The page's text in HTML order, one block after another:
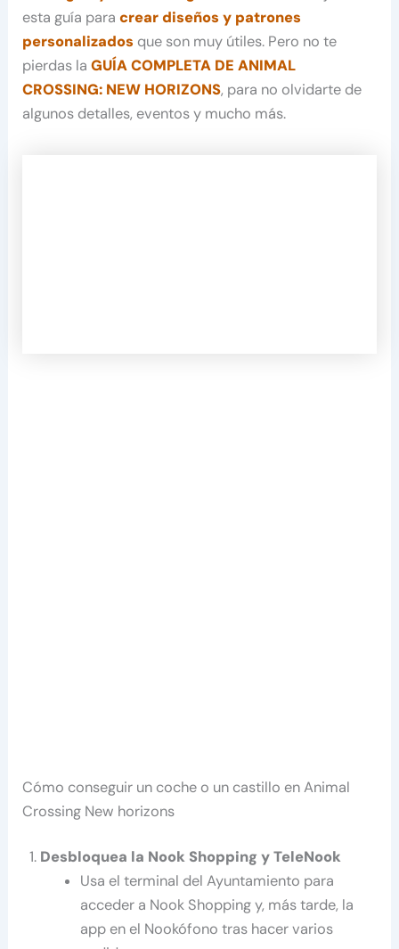
esta guía paracrear diseños y patrones
personalizados que son muy útiles. Pero no te
pierdas laGUÍA COMPLETA DE ANIMAL
CROSSING: NEW HORIZONS, para no olvidarte de
algunos detalles, eventos y mucho más.
Cómo conseguir un coche o un castillo en Animal
Crossing New horizons
Desbloquea la Nook Shopping y TeleNook
Usa el terminal del Ayuntamiento para
acceder a Nook Shopping y, más tarde, la
app en el Nookófono tras hacer varios